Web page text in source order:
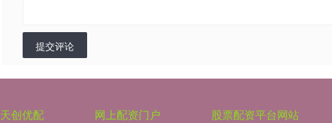
提交评论
天创优配 网上配资门户 股票配资平台网站